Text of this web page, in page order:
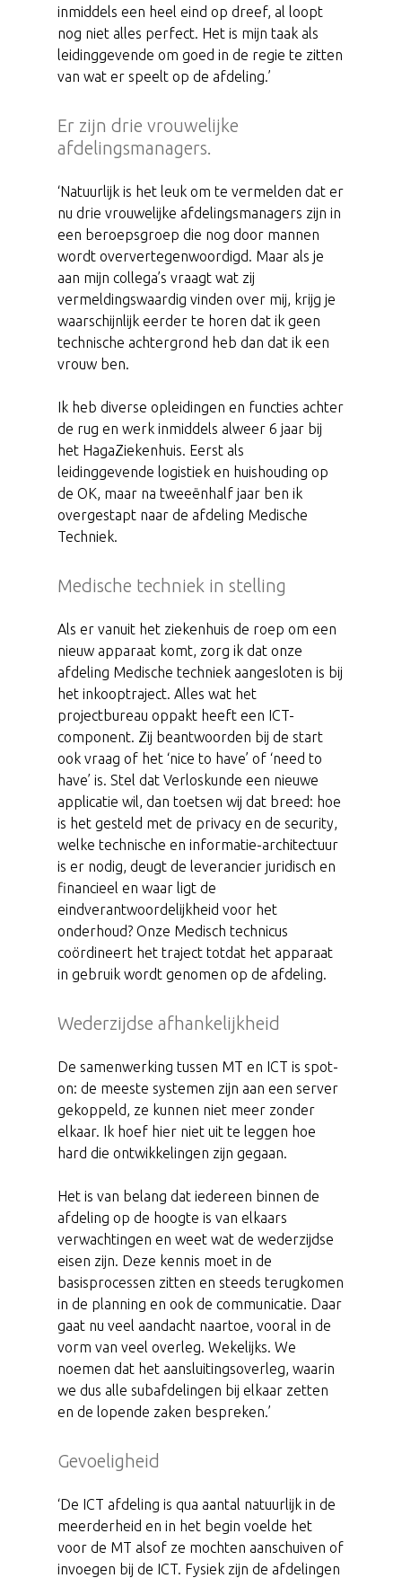
inmiddels een heel eind op dreef, al loopt
nog niet alles perfect. Het is mijn taak als
leidinggevende om goed in de regie te zitten
van wat er speelt op de afdeling.’
Er zijn drie vrouwelijke
afdelingsmanagers.
‘Natuurlijk is het leuk om te vermelden dat er
nu drie vrouwelijke afdelingsmanagers zijn in
een beroepsgroep die nog door mannen
wordt oververtegenwoordigd. Maar als je
aan mijn collega’s vraagt wat zij
vermeldingswaardig vinden over mij, krijg je
waarschijnlijk eerder te horen dat ik geen
technische achtergrond heb dan dat ik een
vrouw ben.
Ik heb diverse opleidingen en functies achter
de rug en werk inmiddels alweer 6 jaar bij
het HagaZiekenhuis. Eerst als
leidinggevende logistiek en huishouding op
de OK, maar na tweeënhalf jaar ben ik
overgestapt naar de afdeling Medische
Techniek.
Medische techniek in stelling
Als er vanuit het ziekenhuis de roep om een
nieuw apparaat komt, zorg ik dat onze
afdeling Medische techniek aangesloten is bij
het inkooptraject. Alles wat het
projectbureau oppakt heeft een ICT-
component. Zij beantwoorden bij de start
ook vraag of het ‘nice to have’ of ‘need to
have’ is. Stel dat Verloskunde een nieuwe
applicatie wil, dan toetsen wij dat breed: hoe
is het gesteld met de privacy en de security,
welke technische en informatie-architectuur
is er nodig, deugt de leverancier juridisch en
financieel en waar ligt de
eindverantwoordelijkheid voor het
onderhoud? Onze Medisch technicus
coördineert het traject totdat het apparaat
in gebruik wordt genomen op de afdeling.
Wederzijdse afhankelijkheid
De samenwerking tussen MT en ICT is spot-
on: de meeste systemen zijn aan een server
gekoppeld, ze kunnen niet meer zonder
elkaar. Ik hoef hier niet uit te leggen hoe
hard die ontwikkelingen zijn gegaan.
Het is van belang dat iedereen binnen de
afdeling op de hoogte is van elkaars
verwachtingen en weet wat de wederzijdse
eisen zijn. Deze kennis moet in de
basisprocessen zitten en steeds terugkomen
in de planning en ook de communicatie. Daar
gaat nu veel aandacht naartoe, vooral in de
vorm van veel overleg. Wekelijks. We
noemen dat het aansluitingsoverleg, waarin
we dus alle subafdelingen bij elkaar zetten
en de lopende zaken bespreken.’
Gevoeligheid
‘De ICT afdeling is qua aantal natuurlijk in de
meerderheid en in het begin voelde het
voor de MT alsof ze mochten aanschuiven of
invoegen bij de ICT. Fysiek zijn de afdelingen